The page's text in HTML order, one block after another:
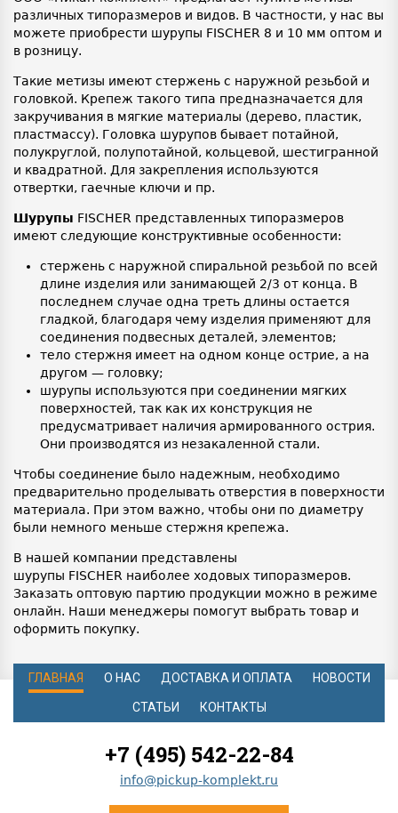
различных типоразмеров и видов. В частности, у нас вы
можете приобрести шурупы FISCHER 8 и 10 мм оптом и
в розницу.
Такие метизы имеют стержень с наружной резьбой и
головкой. Крепеж такого типа предназначается для
закручивания в мягкие материалы (дерево, пластик,
пластмассу). Головка шурупов бывает потайной,
полукруглой, полупотайной, кольцевой, шестигранной
и квадратной. Для закрепления используются
отвертки, гаечные ключи и пр.
Шурупы FISCHER представленных типоразмеров
имеют следующие конструктивные особенности:
стержень с наружной спиральной резьбой по всей
длине изделия или занимающей 2/3 от конца. В
последнем случае одна треть длины остается
гладкой, благодаря чему изделия применяют для
соединения подвесных деталей, элементов;
тело стержня имеет на одном конце острие, а на
другом — головку;
шурупы используются при соединении мягких
поверхностей, так как их конструкция не
предусматривает наличия армированного острия.
Они производятся из незакаленной стали.
Чтобы соединение было надежным, необходимо
предварительно проделывать отверстия в поверхности
материала. При этом важно, чтобы они по диаметру
были немного меньше стержня крепежа.
В нашей компании представлены
шурупы FISCHER наиболее ходовых типоразмеров.
Заказать оптовую партию продукции можно в режиме
онлайн. Наши менеджеры помогут выбрать товар и
оформить покупку.
ГЛАВНАЯ О НАС ДОСТАВКА И ОПЛАТА НОВОСТИ
СТАТЬИ КОНТАКТЫ
+7 (495) 542-22-84
info@pickup-komplekt.ru